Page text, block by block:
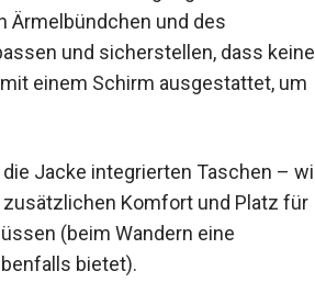
Ärmelbündchen und des
und sicherstellen, dass keine
einem Schirm ausgestattet, um
Jacke integrierten Taschen –
– zusätzlichen Komfort und Platz
(beim Wandern eine
bietet).